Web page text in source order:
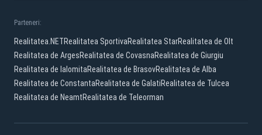
Parteneri:
Realitatea.NETRealitatea SportivaRealitatea StarRealitatea de Olt
Realitatea de ArgesRealitatea de CovasnaRealitatea de Giurgiu
Realitatea de IalomitaRealitatea de BrasovRealitatea de Alba
Realitatea de ConstantaRealitatea de GalatiRealitatea de Tulcea
Realitatea de NeamtRealitatea de Teleorman